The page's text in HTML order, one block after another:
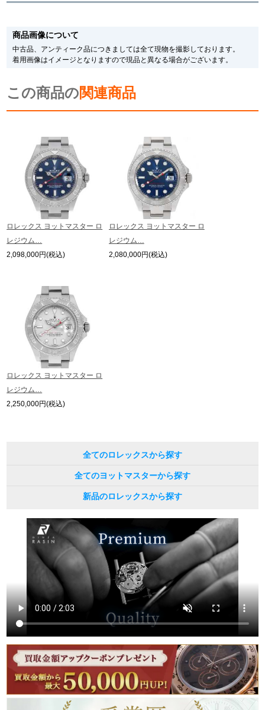
買取サロン
GINZA RASIN公式ブログ
SNS・動画
For Overseas Customers
English 简体中文
繁體中文
ภาษาไทย
商品画像について
中古品、アンティーク品につきましては全て現物を撮影しております。
着用画像はイメージとなりますので現品と異なる場合がございます。
この商品の関連商品
ロレックス ヨットマスター ロ
レジウム…
2,098,000円(税込)
ロレックス ヨットマスター ロ
レジウム…
2,250,000円(税込)
ロレックス ヨットマスター ロ
レジウム…
2,080,000円(税込)
全てのロレックスから探す
全てのヨットマスターから探す
新品のロレックスから探す
メーカー保護シールの有無に個体差がございますのでご了承下さいませ。
また、メーカーにてマイナーチェンジがなされる場合がございますが、在庫品
の仕様で販売させていただきますので予めご了承の程お願いいたします。
尚、中古品、アンティーク品につきましては現品を撮影しております。
ます。
の掲載を控えております。
※当店では店頭販売も行っております為、サイトでのご注文と店頭処理との時
間差で在庫切れになる場合がございます。
予めご了承くださいませ。
また、ご来店にてご購入を希望される場合にも、事前に在庫の確認をお電話か
メールにてお問い合わせいただけますようお願いいたします。
※アンティーク品やユーズド品の場合、外装および内部機械に代替部品を使用
している場合がございます。
※表示の定価は、入荷時の価格となっております。
現在の定価と異なる場合がございますのでご了承くださいませ。